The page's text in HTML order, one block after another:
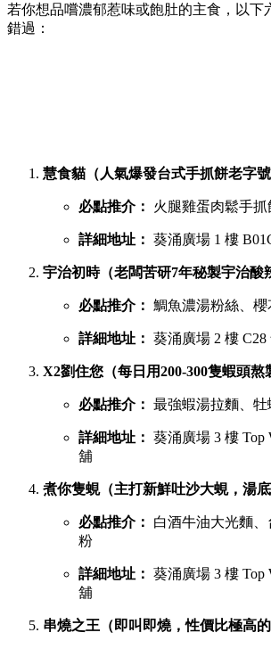
若你想品嚐濃郁惹味或飽肚的主食，以下
錯過：
慧食貓（人氣爆發台式手抓餅老字號
必點推介： 火腿雞蛋肉鬆手抓
詳細地址： 葵涌廣場 1 樓
宇治初時（老闆苦研7年秘製宇治酸
必點推介： 鯛魚濃湯粉絲、
詳細地址： 葵涌廣場 2 樓 C28
X2劉住您（每日用200-300隻蝦頭熬
必點推介： 最強蝦湯拉麵、
詳細地址： 葵涌廣場 3 樓 Top
舖
煮你隻蜆（主打新鮮吐沙大蜆，湯底
必點推介：
白酒牛油大光麵
粉
詳細地址： 葵涌廣場 3 樓 Top
舖
串燒之王（即叫即燒，性價比極高的